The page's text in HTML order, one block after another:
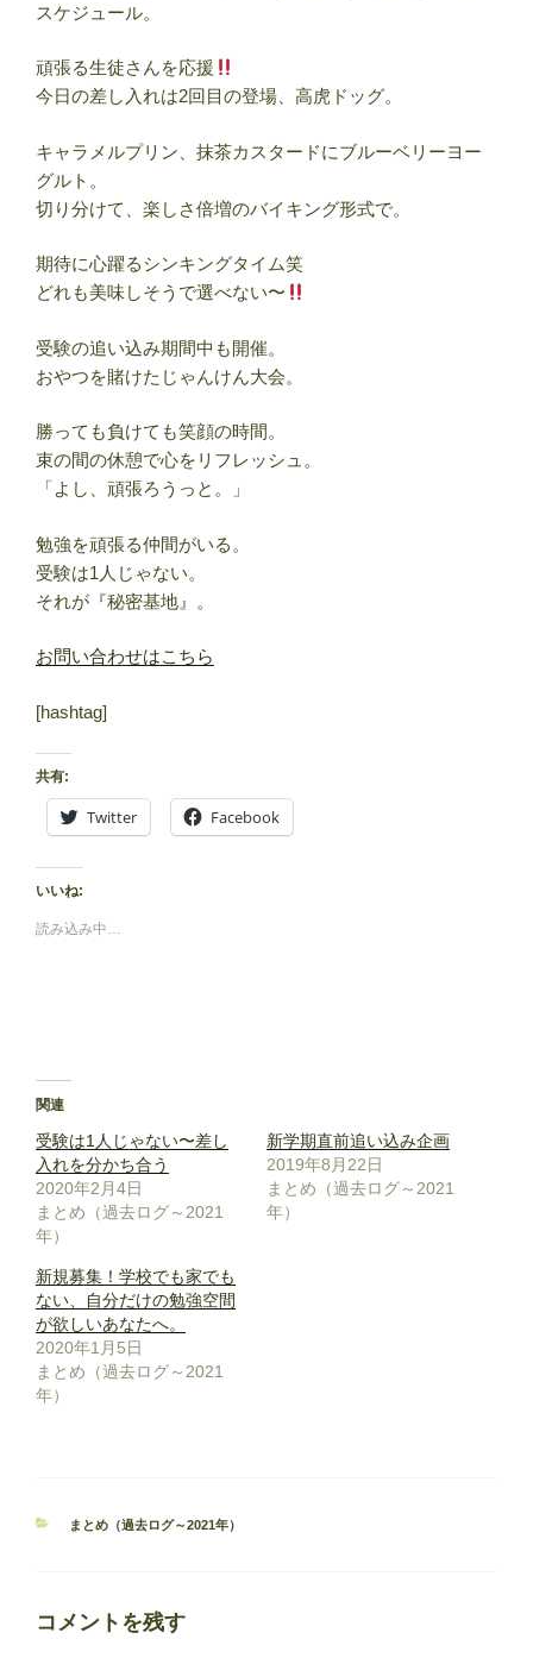
スケジュール。
頑張る生徒さんを応援
今日の差し入れは2回目の登場、高虎ドッグ。
キャラメルプリン、抹茶カスタードにブルーベリーヨー
グルト。
切り分けて、楽しさ倍増のバイキング形式で。
期待に心躍るシンキングタイム笑
どれも美味しそうで選べない〜
受験の追い込み期間中も開催。
おやつを賭けたじゃんけん大会。
勝っても負けても笑顔の時間。
束の間の休憩で心をリフレッシュ。
「よし、頑張ろうっと。」
勉強を頑張る仲間がいる。
受験は1人じゃない。
それが『秘密基地』。
お問い合わせはこちら
[hashtag]
共有:
Twitter Facebook
いいね:
読み込み中…
関連
受験は1人じゃない〜差し
入れを分かち合う
2020年2月4日
まとめ（過去ログ～2021
年）
新学期直前追い込み企画
2019年8月22日
まとめ（過去ログ～2021
年）
新規募集！学校でも家でも
ない、自分だけの勉強空間
が欲しいあなたへ。
2020年1月5日
まとめ（過去ログ～2021
年）
カ
まとめ（過去ログ～2021年）
コメントを残す